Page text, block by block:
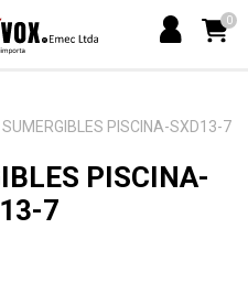
0
SUMERGIBLES PISCINA-SXD13-7
PISCINA-
7